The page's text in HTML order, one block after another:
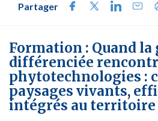
Partager
Formation : Quand la
différenciée
phytotechnologies :
paysages vivants,
intégrés au territoire